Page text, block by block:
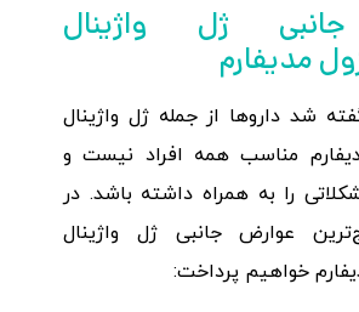
ژل واژینال
مدیفارم
شد داروها از جمله ژل واژینال
مناسب همه افراد نیست و
را به همراه داشته باشد. در
عوارض جانبی ژل واژینال
خواهیم پرداخت: